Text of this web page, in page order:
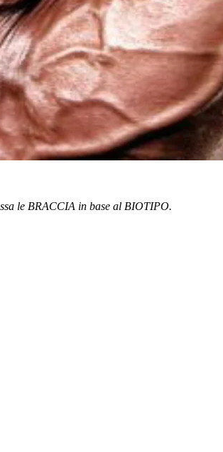
le BRACCIA in base al BIOTIPO.